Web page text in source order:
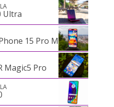
Ultra
15 Pro Max
Magic5 Pro